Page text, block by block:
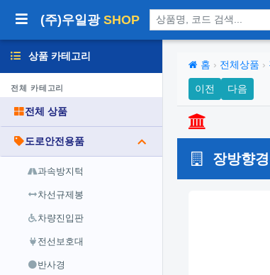
(주)우일광 SHOP 상품 검색
상품 카테고리
전체 카테고리
전체 상품
도로안전용품
과속방지턱
차선규제봉
차량진입판
전선보호대
반사경
홈 › 전체상품 ›
이전 다음
장방향